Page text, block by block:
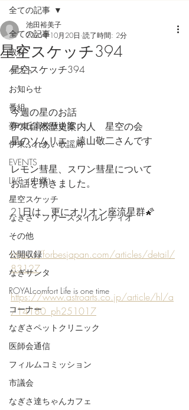
全ての記事
取材
ゲスト
お知らせ
番組
夢ケ丘高校放送部
伊東ふれあい歌謡局
EVENTS
LIVE（中継）
星空スケッチ
なぎさ・フリースタイルレディオ
その他
公開収録
なぎサンタ
ROYALcomfort Life is one time
コーナー
なぎさペットクリニック
医師会通信
フィルムコミッション
市議会
なぎさ達ちゃんカフェ
全ての記事
星空スケッチ394
池田裕美子
2025年10月20日 読了時間: 2分
星空スケッチ394
今週の星のお話
伊東自然歴史案内人　星空の会
星のソムリエ　遠山敬二さんです
レモン彗星、スワン彗星について
お話を頂きました。
21日は、更にオリオン座流星群🌠
https://forbesjapan.com/articles/detail/
83127
https://www.astroarts.co.jp/article/hl/a
/14180_ph251017